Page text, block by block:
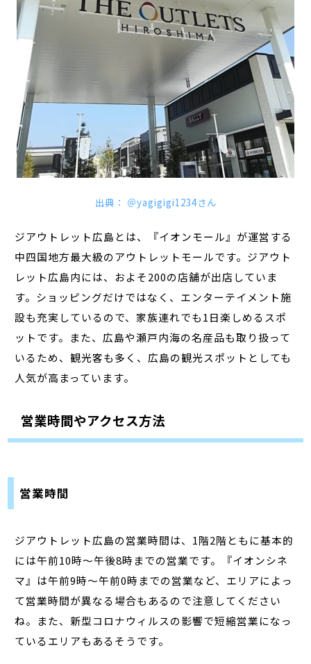
出典： ＠yagigigi1234さん
ジアウトレット広島とは、『イオンモール』が運営する
中四国地方最大級のアウトレットモールです。ジアウト
レット広島内には、およそ200の店舗が出店していま
す。ショッピングだけではなく、エンターテイメント施
設も充実しているので、家族連れでも1日楽しめるスポ
ットです。また、広島や瀬戸内海の名産品も取り扱って
いるため、観光客も多く、広島の観光スポットとしても
人気が高まっています。
営業時間やアクセス方法
営業時間
ジアウトレット広島の営業時間は、1階2階ともに基本的
には午前10時～午後8時までの営業です。『イオンシネ
マ』は午前9時～午前0時までの営業など、エリアによっ
て営業時間が異なる場合もあるので注意してください
ね。また、新型コロナウィルスの影響で短縮営業になっ
ているエリアもあるそうです。